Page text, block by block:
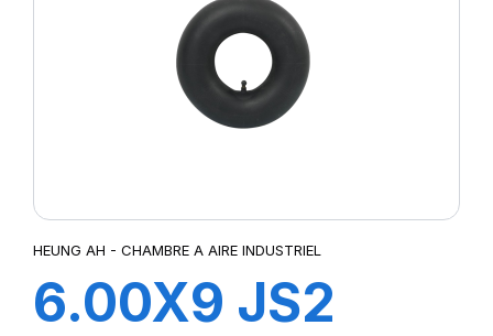
HEUNG AH - CHAMBRE A AIRE INDUSTRIEL
6.00X9 JS2